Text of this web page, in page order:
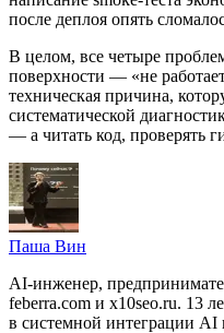
после деплоя опять
В целом, все четыре
поверхности — «не
техническая причина,
систематической
— а читать код, проверять
Паша Вин
AI-инженер,
feberra.com и x10seo.ru. 13
в системной интеграции AI